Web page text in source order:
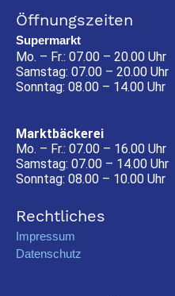
Öffnungszeiten
Supermarkt
Mo. – Fr.: 07.00 – 20.00 Uhr
Samstag: 07.00 – 20.00 Uhr
Sonntag: 08.00 – 14.00 Uhr
Marktbäckerei
Mo. – Fr.: 07.00 – 16.00 Uhr
Samstag: 07.00 – 14.00 Uhr
Sonntag: 08.00 – 10.00 Uhr
Rechtliches
Impressum
Datenschutz